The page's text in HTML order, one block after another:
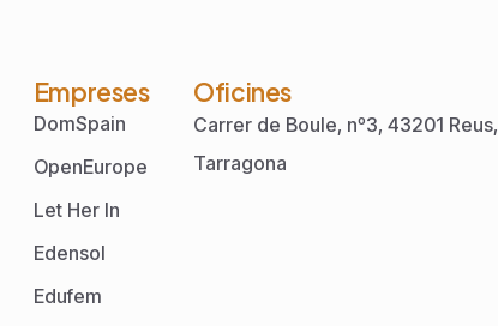
Empreses
DomSpain
OpenEurope
Let Her In
Edensol
Edufem
Oficines
Carrer de Boule, nº3, 43201 Reus,
Tarragona